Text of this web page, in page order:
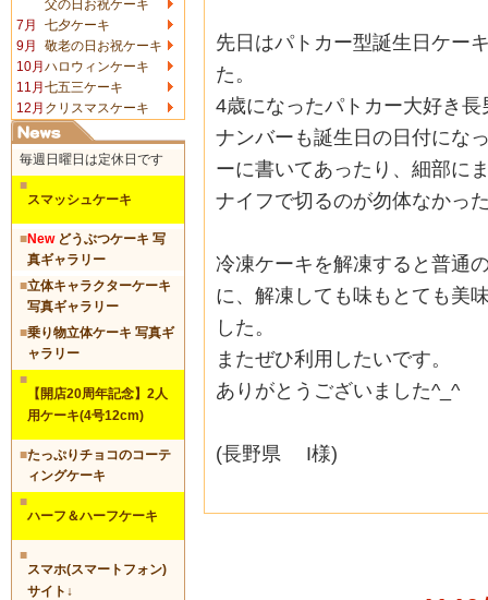
父の日お祝ケーキ
7月
七夕ケーキ
9月
敬老の日お祝ケーキ
10月 ハロウィンケーキ
11月 七五三ケーキ
12月 クリスマスケーキ
毎週日曜日は定休日です
■
スマッシュケーキ
■Newどうぶつケーキ 写
真ギャラリー
■立体キャラクターケーキ
写真ギャラリー
■乗り物立体ケーキ 写真ギ
ャラリー
■
【開店20周年記念】2人
用ケーキ(4号12cm)
■たっぷりチョコのコーテ
ィングケーキ
■
ハーフ＆ハーフケーキ
■
スマホ(スマートフォン)
サイト↓
先日はパトカー型誕生日ケー
た。
4歳になったパトカー大好き
ナンバーも誕生日の日付にな
ーに書いてあったり、 細部に
ナイフで切るのが勿体なかっ
冷凍ケーキを解凍すると普通
に、解凍しても味もとても美
した。
またぜひ利用したいです。
ありがとうございました^_^
(長野県 I様)